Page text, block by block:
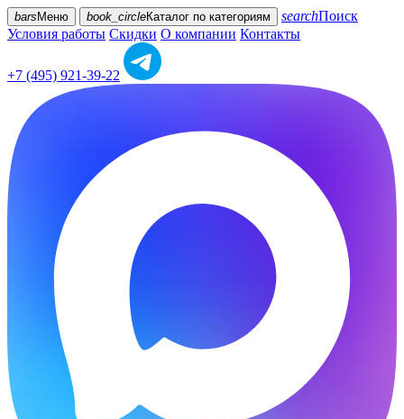
bars Меню book_circleКаталог по категориям searchПоиск
Условия работы Скидки О компании Контакты
+7 (495) 921-39-22